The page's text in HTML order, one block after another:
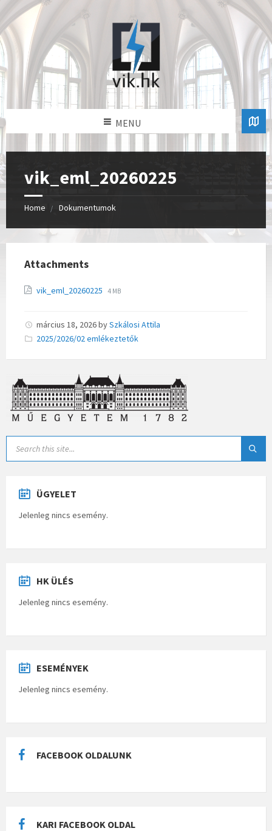
MENU
vik_eml_20260225
Home Dokumentumok
Attachments
vik_eml_20260225 4 MB
március 18, 2026bySzkálosi Attila
Categories:
2025/2026/02 emlékeztetők
ÜGYELET
Jelenleg nincs esemény.
HK ÜLÉS
Jelenleg nincs esemény.
ESEMÉNYEK
Jelenleg nincs esemény.
FACEBOOK OLDALUNK
KARI FACEBOOK OLDAL